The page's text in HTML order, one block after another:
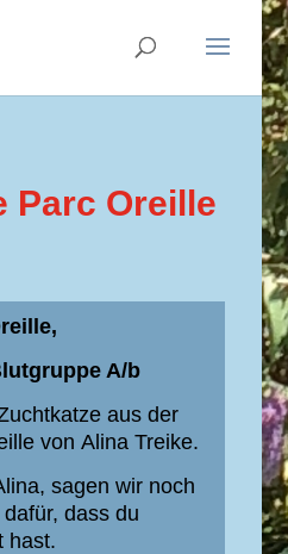
Parc Oreille
A/b
aus der
von Alina Treike.
sagen wir noch
dass du
hast.